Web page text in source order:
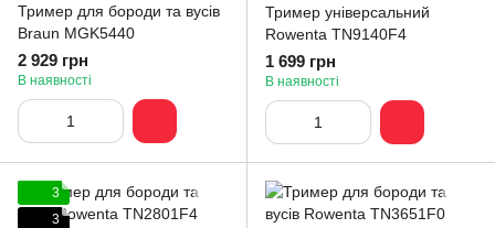
Тример для бороди та вусів
Braun MGK5440
2 929 грн
В наявності
Тример універсальний
Rowenta TN9140F4
1 699 грн
В наявності
3
3